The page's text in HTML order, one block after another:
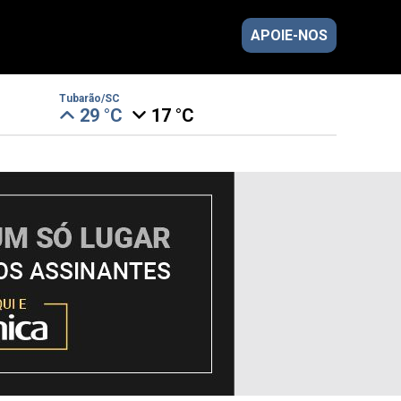
APOIE-NOS
Tubarão/SC
29 °C 17 °C